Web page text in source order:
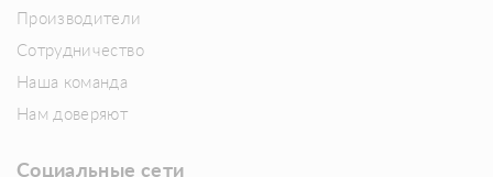
Производители
Сотрудничество
Наша команда
Нам доверяют
Социальные сети